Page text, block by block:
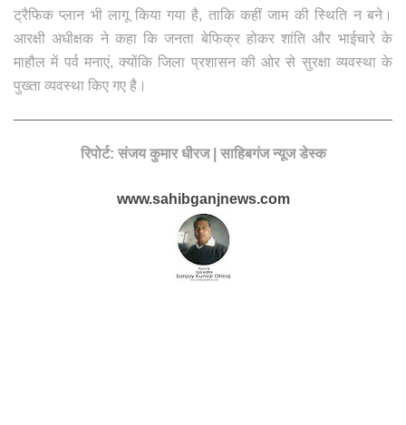
ट्रैफिक प्लान भी लागू किया गया है, ताकि कहीं जाम की स्थिति न बने।
आरक्षी अधीक्षक ने कहा कि जनता बेफिक्र होकर शांति और भाईचारे के
माहौल में पर्व मनाएं, क्योंकि जिला प्रशासन की ओर से सुरक्षा व्यवस्था के
पुख्ता व्यवस्था किए गए है।
रिपोर्ट: संजय कुमार धीरज | साहिबगंज न्यूज डेस्क
www.sahibganjnews.com